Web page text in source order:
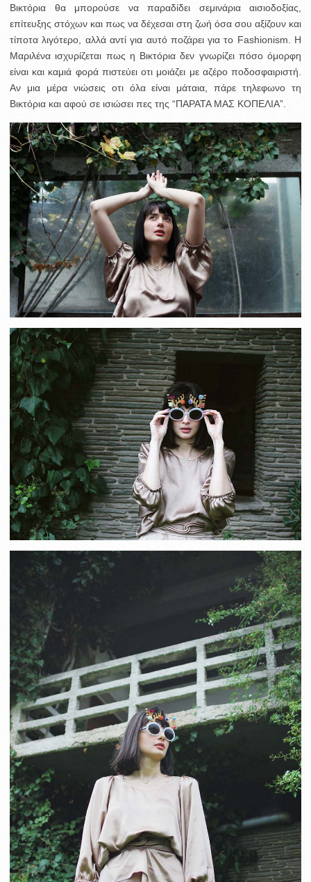
Βικτόρια θα μπορούσε να παραδίδει σεμινάρια αισιοδοξίας,
επίτευξης στόχων και πως να δέχεσαι στη ζωή όσα σου αξίζουν και
τίποτα λιγότερο, αλλά αντί για αυτό ποζάρει για το Fashionism. Η
Μαριλένα ισχυρίζεται πως η Βικτόρια δεν γνωρίζει πόσο όμορφη
είναι και καμιά φορά πιστεύει οτι μοιάζει με αζέρο ποδοσφαιριστή.
Αν μια μέρα νιώσεις οτι όλα είναι μάταια, πάρε τηλεφωνο τη
Βικτόρια και αφού σε ισιώσει πες της “ΠΑΡΑΤΑ ΜΑΣ ΚΟΠΕΛΙΑ”.